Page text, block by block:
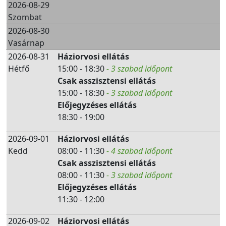
2026-08-29
Szombat
2026-08-30
Vasárnap
2026-08-31
Hétfő
Háziorvosi ellátás
15:00 - 18:30- 3 szabad időpont
Csak asszisztensi ellátás
15:00 - 18:30- 3 szabad időpont
Előjegyzéses ellátás
18:30 - 19:00
2026-09-01
Kedd
Háziorvosi ellátás
08:00 - 11:30- 4 szabad időpont
Csak asszisztensi ellátás
08:00 - 11:30- 3 szabad időpont
Előjegyzéses ellátás
11:30 - 12:00
2026-09-02
Háziorvosi ellátás